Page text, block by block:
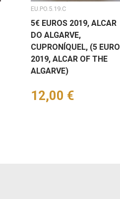
EU.PO.5.19.C
5€ EUROS 2019, ALCAR
DO ALGARVE,
CUPRONÍQUEL, (5 EURO
2019, ALCAR OF THE
ALGARVE)
Preço
12,00 €